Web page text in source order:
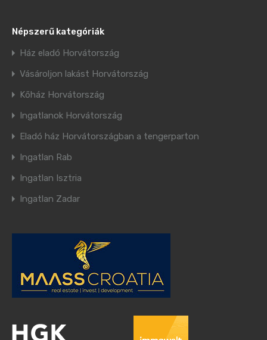
Népszerű kategóriák
Ház eladó Horvátország
Vásároljon lakást Horvátország
Kőház Horvátország
Ingatlanok Horvátország
Eladó ház Horvátországban a tengerparton
Ingatlan Rab
Ingatlan Isztria
Ingatlan Zadar